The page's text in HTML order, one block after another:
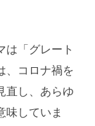
は「グレート
、コロナ禍を
直し、あらゆ
味していま